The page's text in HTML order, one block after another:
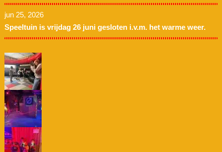
jun 25, 2026
Speeltuin is vrijdag 26 juni gesloten i.v.m. het warme weer.